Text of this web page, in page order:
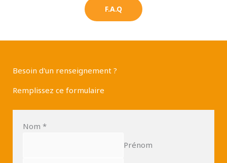
F.A.Q
Besoin d'un renseignement ?
Remplissez ce formulaire
Nom *
Prénom